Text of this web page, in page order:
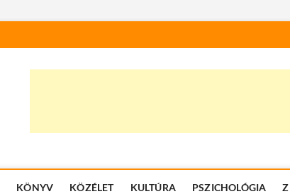
KÖNYV KÖZÉLET KULTÚRA PSZICHOLÓGIA